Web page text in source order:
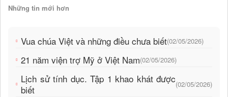
Những tin mới hơn
Vua chúa Việt và những điều chưa biết(02/05/2026)
21 năm viện trợ Mỹ ở Việt Nam(02/05/2026)
Lịch sử tính dục. Tập 1 khao khát được
biết
(02/05/2026)